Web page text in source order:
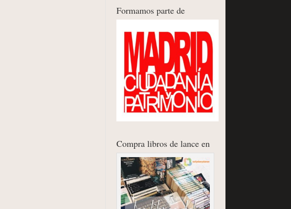
Formamos parte de
Compra libros de lance en